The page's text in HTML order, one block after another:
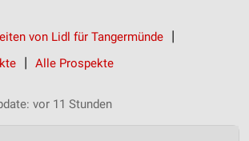
von Lidl für Tangermünde
Alle Prospekte
vor 11 Stunden